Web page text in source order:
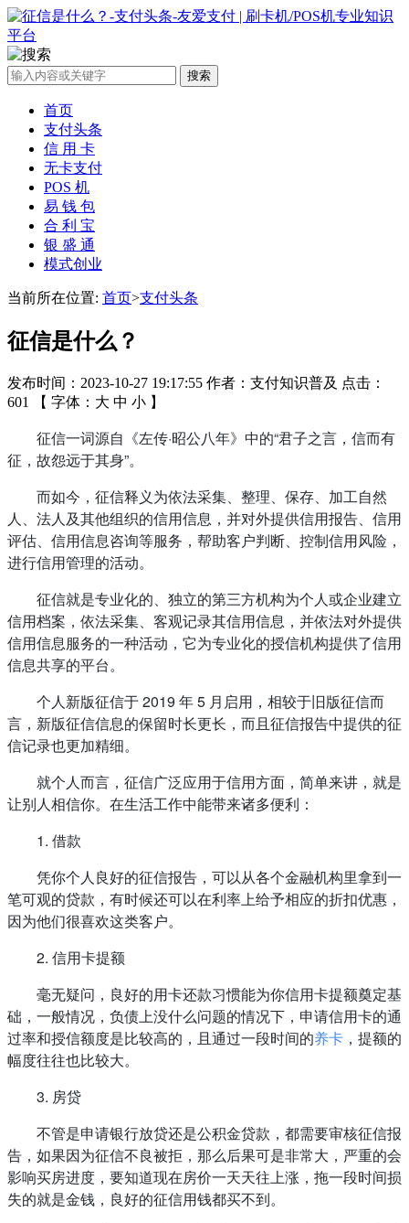
搜索
首页
支付头条
信 用 卡
无卡支付
POS 机
易 钱 包
合 利 宝
银 盛 通
模式创业
当前所在位置: 首页>支付头条
征信是什么？
发布时间：2023-10-27 19:17:55 作者：支付知识普及 点击：
601 【 字体： 大 中 小 】
征信一词源自《左传·昭公八年》中的“君子之言，信而有
征，故怨远于其身”。
而如今，征信释义为依法采集、整理、保存、加工自然
人、法人及其他组织的信用信息，并对外提供信用报告、信用
评估、信用信息咨询等服务，帮助客户判断、控制信用风险，
进行信用管理的活动。
征信就是专业化的、独立的第三方机构为个人或企业建立
信用档案，依法采集、客观记录其信用信息，并依法对外提供
信用信息服务的一种活动，它为专业化的授信机构提供了信用
信息共享的平台。
个人新版征信于 2019 年 5 月启用，相较于旧版征信而
言，新版征信信息的保留时长更长，而且征信报告中提供的征
信记录也更加精细。
就个人而言，征信广泛应用于信用方面，简单来讲，就是
让别人相信你。在生活工作中能带来诸多便利：
1. 借款
凭你个人良好的征信报告，可以从各个金融机构里拿到一
笔可观的贷款，有时候还可以在利率上给予相应的折扣优惠，
因为他们很喜欢这类客户。
2. 信用卡提额
毫无疑问，良好的用卡还款习惯能为你信用卡提额奠定基
础，一般情况，负债上没什么问题的情况下，申请信用卡的通
过率和授信额度是比较高的，且通过一段时间的养卡 ，提额的
幅度往往也比较大。
3. 房贷
不管是申请银行放贷还是公积金贷款，都需要审核征信报
告，如果因为征信不良被拒，那么后果可是非常大，严重的会
影响买房进度，要知道现在房价一天天往上涨，拖一段时间损
失的就是金钱，良好的征信用钱都买不到。